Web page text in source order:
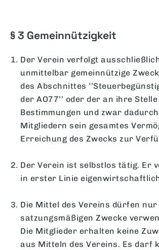
§ 3 Gemeinnützigkeit
Der Verein verfolgt
unmittelbar gemeinnützige
des Abschnittes
der AO77’’ oder der an ihre
Bestimmungen und zwar
Mitgliedern sein gesamtes
Erreichung des Zwecks zur
Der Verein ist selbstlos tätig. Er
in erster Linie
Die Mittel des Vereins dürfen
satzungsmäßigen Zwecke
Die Mitglieder erhalten keine
aus Mitteln des Vereins. Es darf